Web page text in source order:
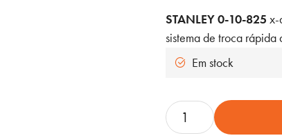
STANLEY 0-10-825 x-
sistema de troca rápida
Em stock
Quantidade
de